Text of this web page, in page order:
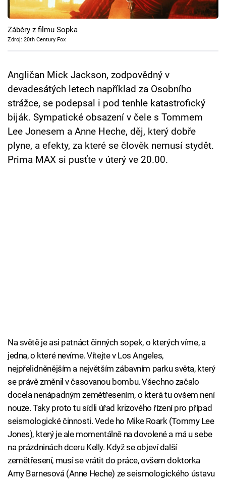
Cool Esport
Pořady
Sledujte prima+
Přihlášení
Sledujte nás
Záběry z filmu Sopka
Zdroj: 20th Century Fox
Angličan Mick Jackson, zodpovědný v
devadesátých letech například za Osobního
strážce, se podepsal i pod tenhle katastrofický
biják. Sympatické obsazení v čele s Tommem
Lee Jonesem a Anne Heche, děj, který dobře
plyne, a efekty, za které se člověk nemusí stydět.
Prima MAX si pusťte v úterý ve 20.00.
Na světě je asi patnáct činných sopek, o kterých víme, a
jedna, o které nevíme. Vítejte v Los Angeles,
nejpřelidněnějším a největším zábavním parku světa, který
se právě změnil v časovanou bombu. Všechno začalo
docela nenápadným zemětřesením, o která tu ovšem není
nouze. Taky proto tu sídli úřad krizového řízení pro případ
seismologické činnosti. Vede ho Mike Roark (Tommy Lee
Jones), který je ale momentálně na dovolené a má u sebe
na prázdninách dceru Kelly. Když se objeví další
zemětřesení, musí se vrátit do práce, ovšem doktorka
Amy Barnesová (Anne Heche) ze seismologického ústavu